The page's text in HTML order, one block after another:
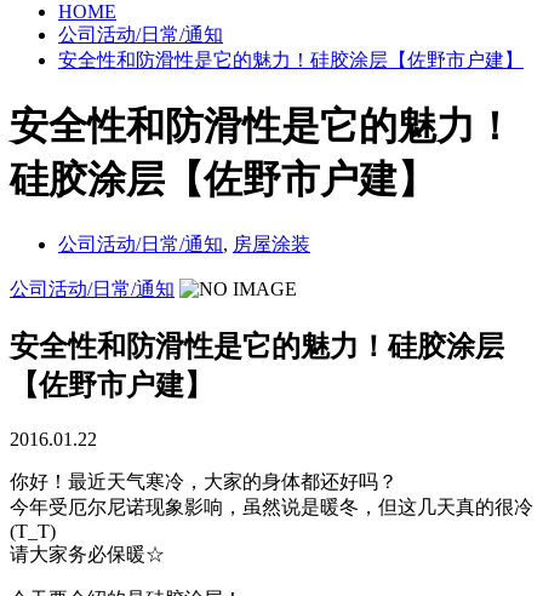
HOME
公司活动/日常/通知
安全性和防滑性是它的魅力！硅胶涂层【佐野市户建】
安全性和防滑性是它的魅力！
硅胶涂层【佐野市户建】
公司活动/日常/通知, 房屋涂装
公司活动/日常/通知
安全性和防滑性是它的魅力！硅胶涂层
【佐野市户建】
2016.01.22
你好！最近天气寒冷，大家的身体都还好吗？
今年受厄尔尼诺现象影响，虽然说是暖冬，但这几天真的很冷
(T_T)
请大家务必保暖☆